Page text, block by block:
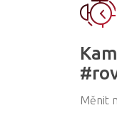
Měnit